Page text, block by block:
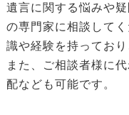
遺言に関する悩みや
の専門家に相談して
識や経験を持ってお
また、ご相談者様に
配なども可能です。